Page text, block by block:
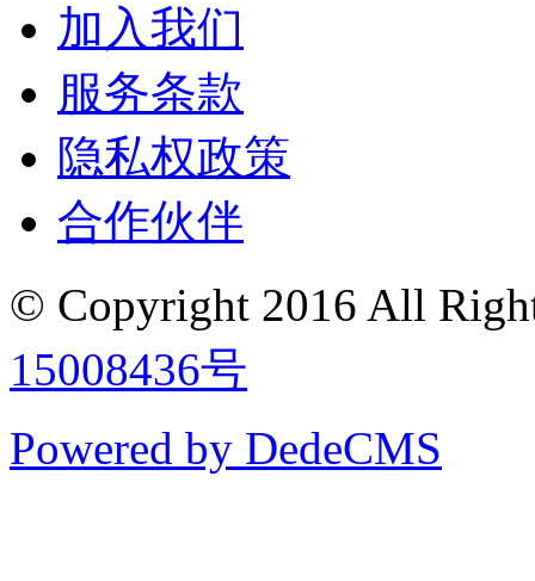
加入我们
服务条款
隐私权政策
合作伙伴
© Copyright 2016 All
15008436号
Powered by DedeCMS